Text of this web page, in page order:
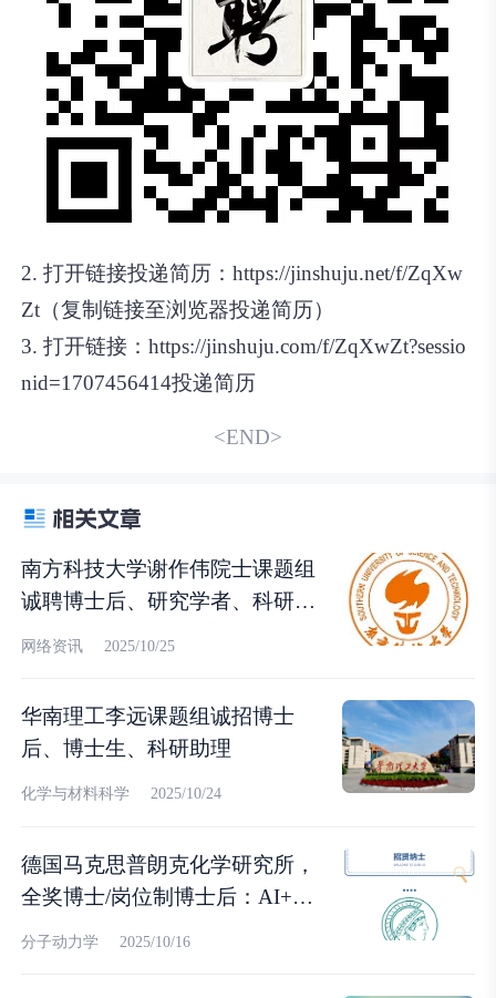
2. 打开链接投递简历：https://jinshuju.net/f/ZqXw
Zt（复制链接至浏览器投递简历）
3. 打开链接：https://jinshuju.com/f/ZqXwZt?sessio
nid=1707456414投递简历
<END>
南方科技大学谢作伟院士课题组
诚聘博士后、研究学者、科研助
网络资讯 2025/10/25
华南理工李远课题组诚招博士
后、博士生、科研助理
化学与材料科学 2025/10/24
德国马克思普朗克化学研究所，
全奖博士/岗位制博士后：AI+计
算化学
分子动力学 2025/10/16